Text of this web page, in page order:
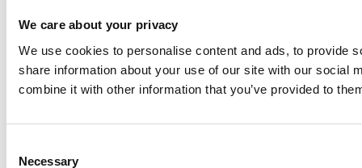
We care about your privacy
We use cookies to personalise content and ads, to provide
share information about your use of our site with our social
combine it with other information that you’ve provided to
Selection
Necessary
σεένα μήνα. Θα υπάρξουν επόμενοι κύκλοι σεμιναρίων
διαθέσιμοι, επομένως μπορείτε να επιλέξετε όποιον σας
εξυπηρετεί ημερολογιακά περισσότερο.
Τηρείται σειρά προτεραιότητας και όταν πληρωθούν οι θέσεις,
δράσεις, μπορείτε να εγγραφείτε στο